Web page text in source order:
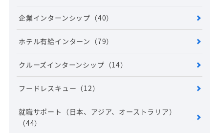
企業インターンシップ （40）
ホテル有給インターン （79）
クルーズインターンシップ （14）
フードレスキュー （12）
就職サポート（日本、アジア、オーストラリア）
（44）